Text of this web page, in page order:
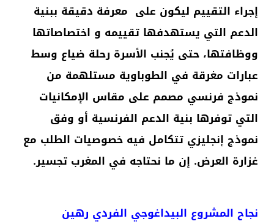
إجراء التقييم ليكون على معرفة دقيقة ببنية
الدعم التي يستهدفها تقييمه و اختصاصاتها
ووظافتها، حتى يُجنب الأسرة رحلة ضياع وسط
عبارات مغرقة في الطوباوية مستلهمة من
نموذج فرنسي مصمم على مقاس الإمكانيات
التي توفرها بنية الدعم الفرنسية أو وفق
نموذج إنجليزي تتكامل فيه خصوصيات الطلب مع
غزارة العرض. إن ما نحتاجه في المغرب تجسير.
نجاح المشروع البيداغوجي الفردي رهين